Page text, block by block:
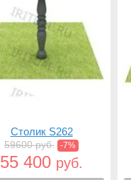
Столик S262
59600 руб. -7%
55 400 руб.